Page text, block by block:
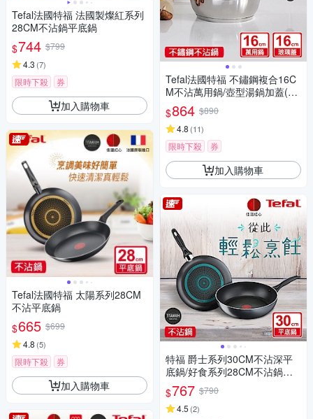
Tefal法國特福 法國製燦紅系列
28CM不沾鍋平底鍋
$744 $799
4.3 (7)
限時下殺 券
加入購物車
Tefal法國特福 太陽系列28CM
不沾平底鍋
$665 $699
4.8 (5)
限時下殺 券
加入購物車
Tefal法國特福 不鏽鋼複合16C
M不沾萬用鍋/壺型湯鍋加蓋(電
磁爐適用)
$864 $890
4.8 (11)
限時下殺 券
加入購物車
特福 爵士系列30CM不沾深平
底鍋/好食系列28CM不沾鍋平
底鍋 均一價
$767 $790
4.5 (2)